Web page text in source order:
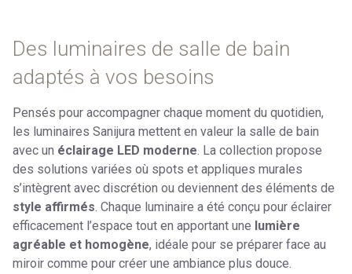
Des luminaires de salle de bain
adaptés à vos besoins
Pensés pour accompagner chaque moment du quotidien,
les luminaires Sanijura mettent en valeur la salle de bain
avec un éclairage LED moderne . La collection propose
des solutions variées où spots et appliques murales
s’intègrent avec discrétion ou deviennent des éléments de
style affirmés . Chaque luminaire a été conçu pour éclairer
efficacement l’espace tout en apportant une lumière
agréable et homogène, idéale pour se préparer face au
miroir comme pour créer une ambiance plus douce.